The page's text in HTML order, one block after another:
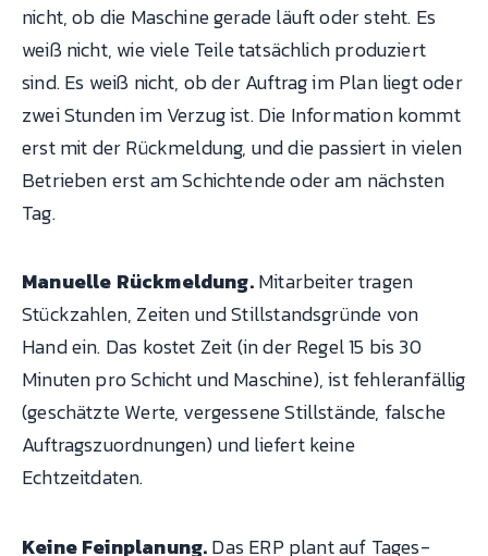
nicht, ob die Maschine gerade läuft oder steht. Es
weiß nicht, wie viele Teile tatsächlich produziert
sind. Es weiß nicht, ob der Auftrag im Plan liegt oder
zwei Stunden im Verzug ist. Die Information kommt
erst mit der Rückmeldung, und die passiert in vielen
Betrieben erst am Schichtende oder am nächsten
Tag.
Manuelle Rückmeldung.Mitarbeiter tragen
Stückzahlen, Zeiten und Stillstandsgründe von
Hand ein. Das kostet Zeit (in der Regel 15 bis 30
Minuten pro Schicht und Maschine), ist fehleranfällig
(geschätzte Werte, vergessene Stillstände, falsche
Auftragszuordnungen) und liefert keine
Echtzeitdaten.
Keine Feinplanung.Das ERP plant auf Tages-